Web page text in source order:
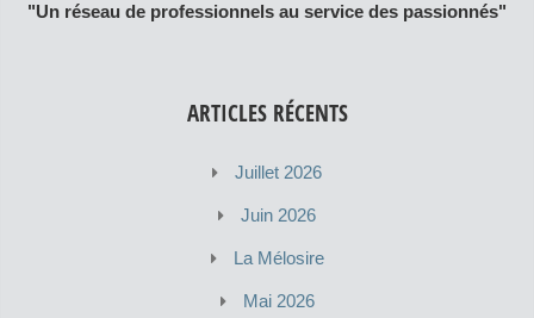
"Un réseau de professionnels au service des passionnés"
ARTICLES RÉCENTS
Juillet 2026
Juin 2026
La Mélosire
Mai 2026